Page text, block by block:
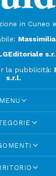
in Cuneo
la pubblicità:
s.r.l.
MENU